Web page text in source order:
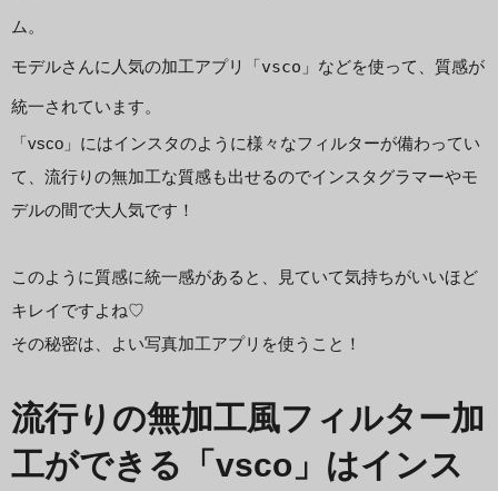
ム。
モデルさんに人気の加工アプリ「vsco」などを使って、質感が
統一されています。
「vsco」にはインスタのように様々なフィルターが備わってい
て、流行りの無加工な質感も出せるのでインスタグラマーやモ
デルの間で大人気です！
このように質感に統一感があると、見ていて気持ちがいいほど
キレイですよね♡
その秘密は、よい写真加工アプリを使うこと！
流行りの無加工風フィルター加
工ができる「vsco」はインス